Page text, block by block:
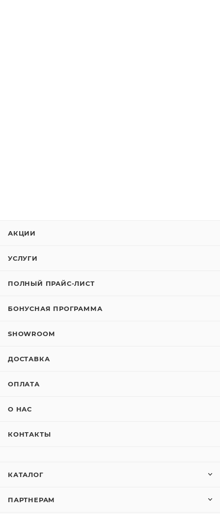
АКЦИИ
УСЛУГИ
ПОЛНЫЙ ПРАЙС-ЛИСТ
БОНУСНАЯ ПРОГРАММА
SHOWROOM
ДОСТАВКА
ОПЛАТА
О НАС
КОНТАКТЫ
КАТАЛОГ
ПАРТНЕРАМ